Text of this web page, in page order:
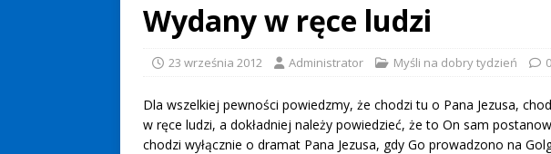
Wydany w ręce ludzi
23 września 2012 Administrator Myśli na dobry tydzień 0
Dla wszelkiej pewności powiedzmy, że chodzi tu o Pana Jezusa,
w ręce ludzi, a dokładniej należy powiedzieć, że to On sam
chodzi wyłącznie o dramat Pana Jezusa, gdy Go prowadzono na